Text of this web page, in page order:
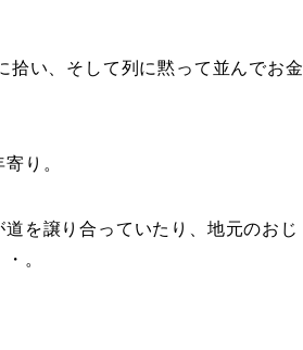
拾い、そして列に黙って並んでお金
り。
を譲り合っていたり、地元のおじ
。